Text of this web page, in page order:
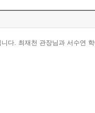
다. 최재천 관장님과 서수연